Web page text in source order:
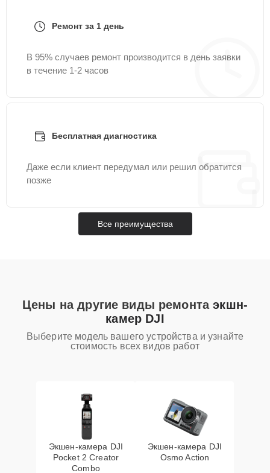
Ремонт за 1 день
В 95% случаев ремонт производится в день заявки
в течение 1-2 часов
Бесплатная диагностика
Даже если клиент передумал или решил обратится
позже
Все преимущества
Цены на другие виды ремонтаэкшн-
камер DJI
Выберите модель вашего устройства и узнайте
стоимость всех видов работ
Экшен-камера DJI
Pocket 2 Creator
Combo
Экшен-камера DJI
Osmo Action